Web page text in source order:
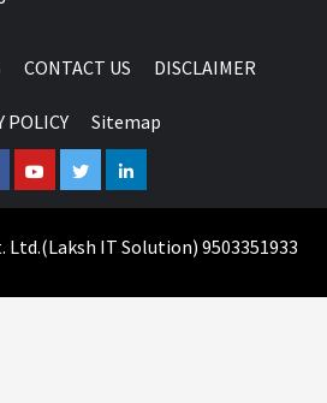
CONTACT US DISCLAIMER
POLICY Sitemap
YoutubeTwitterLinkedin
Ltd.(Laksh IT Solution) 9503351933